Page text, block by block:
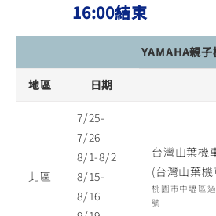
16:00結束
YAMAHA親
地區 日期
北區
7/25-
7/26
8/1-8/2
8/15-
8/16
台灣山葉機
(台灣山葉
桃園市中壢區
號